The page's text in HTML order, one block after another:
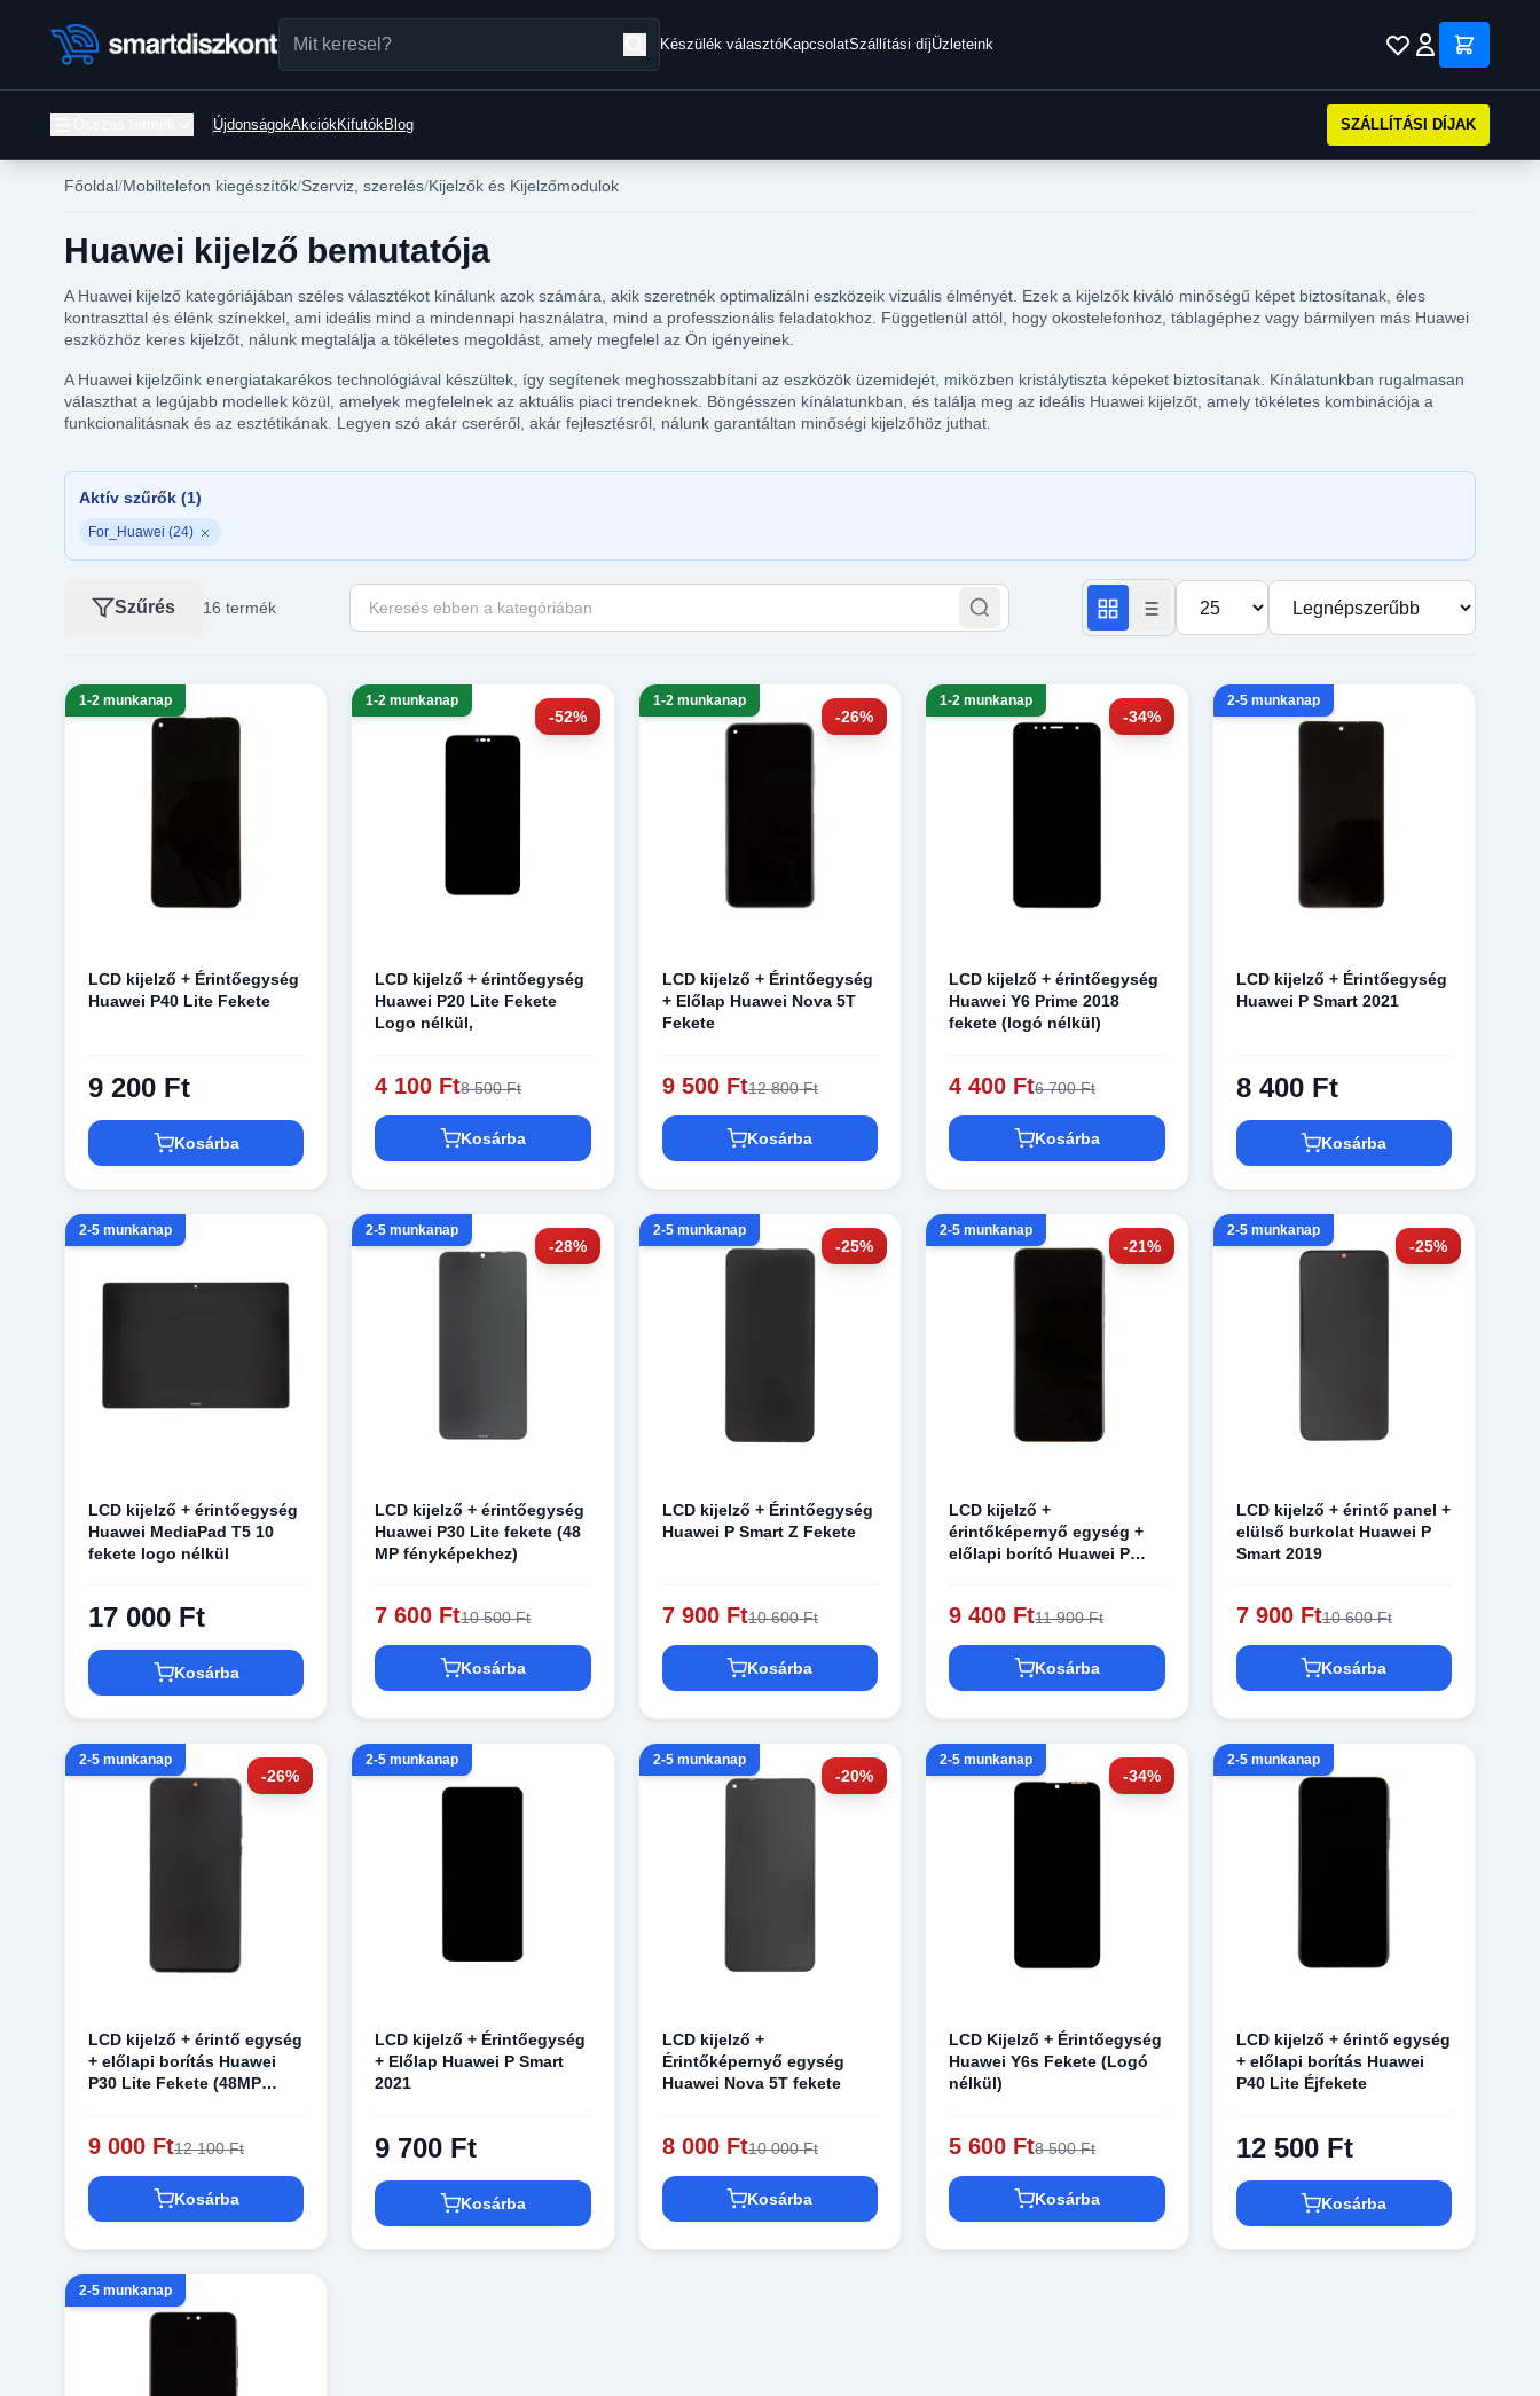
Készülék választóKapcsolatSzállítási díjÜzleteink
ÚjdonságokAkciókKifutókBlog SZÁLLÍTÁSI DÍJAK
Főoldal Mobiltelefon kiegészítők Szerviz, szerelés Kijelzők és Kijelzőmodulok
Huawei kijelző bemutatója
A Huawei kijelző kategóriájában széles választékot kínálunk azok számára, akik szeretnék optimalizálni eszközeik vizuális élményét. Ezek a kijelzők kiváló minőségű képet biztosítanak, éles
kontraszttal és élénk színekkel, ami ideális mind a mindennapi használatra, mind a professzionális feladatokhoz. Függetlenül attól, hogy okostelefonhoz, táblagéphez vagy bármilyen más Huawei
eszközhöz keres kijelzőt, nálunk megtalálja a tökéletes megoldást, amely megfelel az Ön igényeinek.
A Huawei kijelzőink energiatakarékos technológiával készültek, így segítenek meghosszabbítani az eszközök üzemidejét, miközben kristálytiszta képeket biztosítanak. Kínálatunkban rugalmasan
választhat a legújabb modellek közül, amelyek megfelelnek az aktuális piaci trendeknek. Böngésszen kínálatunkban, és találja meg az ideális Huawei kijelzőt, amely tökéletes kombinációja a
funkcionalitásnak és az esztétikának. Legyen szó akár cseréről, akár fejlesztésről, nálunk garantáltan minőségi kijelzőhöz juthat.
Aktív szűrők (1)
For_Huawei (24)
Szűrés 16 termék
Keresés ebben a kategóriában Termékek száma oldalanként
Rendezés
1-2 munkanap
LCD kijelző + Érintőegység
Huawei P40 Lite Fekete
9 200 Ft
Kosárba
-52%
1-2 munkanap
LCD kijelző + érintőegység
Huawei P20 Lite Fekete
Logo nélkül,
4 100 Ft8 500 Ft
Kosárba
-26%
1-2 munkanap
LCD kijelző + Érintőegység
+ Előlap Huawei Nova 5T
Fekete
9 500 Ft12 800 Ft
Kosárba
-34%
1-2 munkanap
LCD kijelző + érintőegység
Huawei Y6 Prime 2018
fekete (logó nélkül)
4 400 Ft6 700 Ft
Kosárba
2-5 munkanap
LCD kijelző + Érintőegység
Huawei P Smart 2021
8 400 Ft
Kosárba
2-5 munkanap
LCD kijelző + érintőegység
Huawei MediaPad T5 10
fekete logo nélkül
17 000 Ft
Kosárba
-28%
2-5 munkanap
LCD kijelző + érintőegység
Huawei P30 Lite fekete (48
MP fényképekhez)
7 600 Ft10 500 Ft
Kosárba
-25%
2-5 munkanap
LCD kijelző + Érintőegység
Huawei P Smart Z Fekete
7 900 Ft10 600 Ft
Kosárba
-21%
2-5 munkanap
LCD kijelző +
érintőképernyő egység +
előlapi borító Huawei P
9 400 Ft11 900 Ft
Kosárba
-25%
2-5 munkanap
LCD kijelző + érintő panel +
elülső burkolat Huawei P
Smart 2019
7 900 Ft10 600 Ft
Kosárba
-26%
2-5 munkanap
LCD kijelző + érintő egység
+ előlapi borítás Huawei
P30 Lite Fekete (48MP
9 000 Ft12 100 Ft
Kosárba
2-5 munkanap
LCD kijelző + Érintőegység
+ Előlap Huawei P Smart
2021
9 700 Ft
Kosárba
-20%
2-5 munkanap
LCD kijelző +
Érintőképernyő egység
Huawei Nova 5T fekete
8 000 Ft10 000 Ft
Kosárba
-34%
2-5 munkanap
LCD Kijelző + Érintőegység
Huawei Y6s Fekete (Logó
nélkül)
5 600 Ft8 500 Ft
Kosárba
2-5 munkanap
LCD kijelző + érintő egység
+ előlapi borítás Huawei
P40 Lite Éjfekete
12 500 Ft
Kosárba
2-5 munkanap